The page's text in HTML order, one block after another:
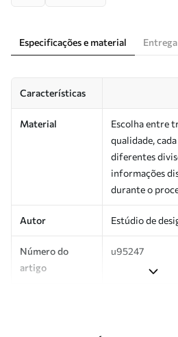
Especificações e material
Características
Material
Escolha entre
qualidade,
diferentes
informações
durante o
Autor Estúdio de
Número do
artigo
u95247